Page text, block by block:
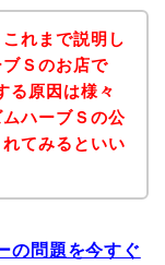
れまで説明し
Ｓのお店で
る原因は様々
ハーブＳの公
てみるといい
の問題を今すぐ